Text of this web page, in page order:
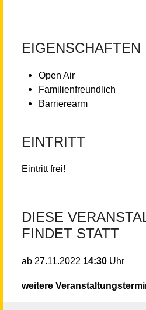
EIGENSCHAFTEN
Open Air
Familienfreundlich
Barrierearm
EINTRITT
Eintritt frei!
DIESE
FINDET STATT
ab 27.11.2022 14:30 Uhr
weitere